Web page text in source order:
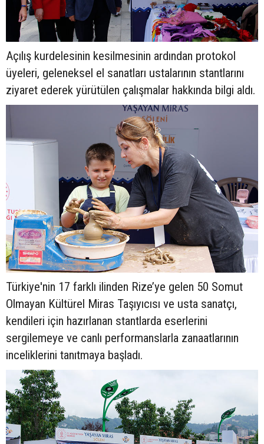
Açılış kurdelesinin kesilmesinin ardından protokol
üyeleri, geleneksel el sanatları ustalarının stantlarını
ziyaret ederek yürütülen çalışmalar hakkında bilgi aldı.
Türkiye'nin 17 farklı ilinden Rize’ye gelen 50 Somut
Olmayan Kültürel Miras Taşıyıcısı ve usta sanatçı,
kendileri için hazırlanan stantlarda eserlerini
sergilemeye ve canlı performanslarla zanaatlarının
inceliklerini tanıtmaya başladı.